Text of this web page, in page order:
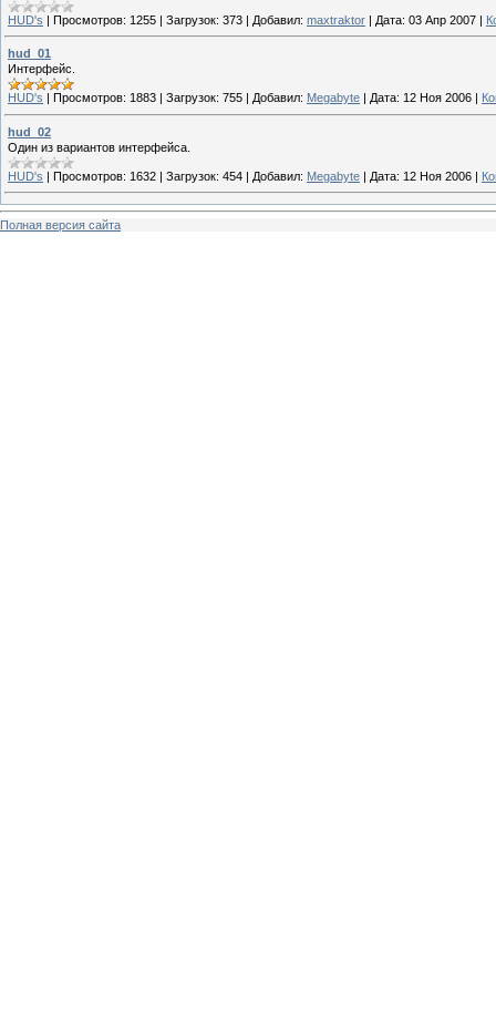
HUD's | Просмотров: 1255 | Загрузок: 373 | Добавил: maxtraktor | Дата: 03 Апр 2007 |
hud_01
Интерфейс.
HUD's Просмотров: 1883 Загрузок: 755 Добавил: Megabyte Дата: 12 Ноя 2006
hud_02
Один из вариантов интерфейса.
HUD's | Просмотров: 1632 | Загрузок: 454 | Добавил: Megabyte | Дата: 12 Ноя 2006 |
Полная версия сайта